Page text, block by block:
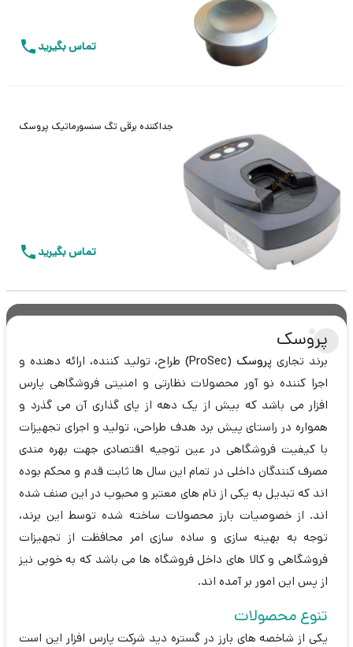
تماس بگیرید
جداکننده برقی تگ سنسورماتیک پروسک
تماس بگیرید
پروسک
برند تجاری پروسک (ProSec)
طراح، تولید کننده، ارائه دهنده و
اجرا کننده نو آور محصولات نظارتی و امنیتی فروشگاهی پارس
افزار می باشد که بیش از یک دهه از پای گذاری آن می گذرد و
همواره در راستای پیش برد هدف طراحی، تولید و اجرای تجهیزات
با کیفیت فروشگاهی در عین توجیه اقتصادی جهت بهره مندی
مصرف کنندگان داخلی در تمام این سال ها ثابت قدم و محکم بوده
اند که تبدیل به یکی از نام های معتبر و محبوب در این صنف شده
اند. از خصوصیات بارز محصولات ساخته شده توسط این برند،
توجه به بهینه سازی و ساده سازی امر محافظت از تجهیزات
فروشگاهی و کالا های داخل فروشگاه ها می باشد که به خوبی نیز
از پس این امور بر آمده اند.
تنوع محصولات
یکی از شاخصه های بارز در گستره دید شرکت پارس افزار این است